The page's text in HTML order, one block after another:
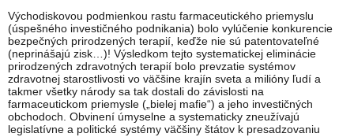
Východiskovou podmienkou rastu farmaceutického priemyslu
(úspešného investičného podnikania) bolo vylúčenie konkurencie
bezpečných prirodzených terapií, keďže nie sú patentovateľné
(neprinášajú zisk…)! Výsledkom tejto systematickej eliminácie
prirodzených zdravotných terapií bolo prevzatie systémov
zdravotnej starostlivosti vo väčšine krajín sveta a milióny ľudí a
takmer všetky národy sa tak dostali do závislosti na
farmaceutickom priemysle („bielej mafie“) a jeho investičných
obchodoch. Obvinení úmyselne a systematicky zneužívajú
legislatívne a politické systémy väčšiny štátov k presadzovaniu